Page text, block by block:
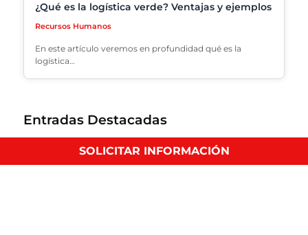
¿Qué es la logística verde? Ventajas y ejemplos
Recursos Humanos
En este artículo veremos en profundidad qué es la
logística…
Entradas Destacadas
SOLICITAR INFORMACIÓN